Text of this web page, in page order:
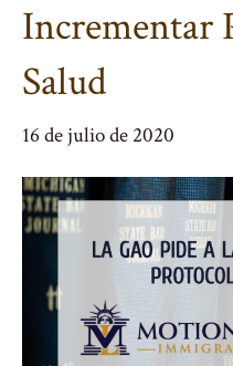
Incrementar
Salud
16 de julio de 2020